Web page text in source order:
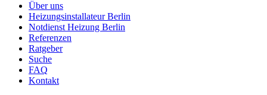
Über uns
Heizungsinstallateur Berlin
Notdienst Heizung Berlin
Referenzen
Ratgeber
Suche
FAQ
Kontakt